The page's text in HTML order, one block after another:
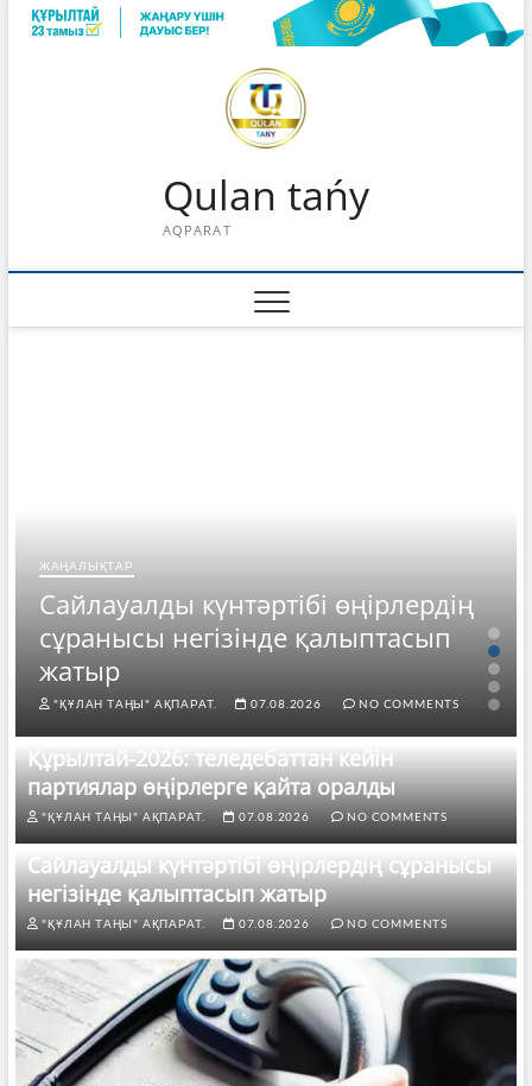
Skip
Qulan tańy
AQPARAT
ЖАҢАЛЫҚТАР
Сайлауалды күнтәртібі өңірлердің
сұранысы негізінде қалыптасып
жатыр
"ҚҰЛАН ТАҢЫ" АҚПАРАТ. 07.08.2026 NO COMMENTS
Құрылтай-2026: теледебаттан кейін
партиялар өңірлерге қайта оралды
"ҚҰЛАН ТАҢЫ" АҚПАРАТ. 07.08.2026 NO COMMENTS
Сайлауалды күнтәртібі өңірлердің сұранысы
негізінде қалыптасып жатыр
"ҚҰЛАН ТАҢЫ" АҚПАРАТ. 07.08.2026 NO COMMENTS